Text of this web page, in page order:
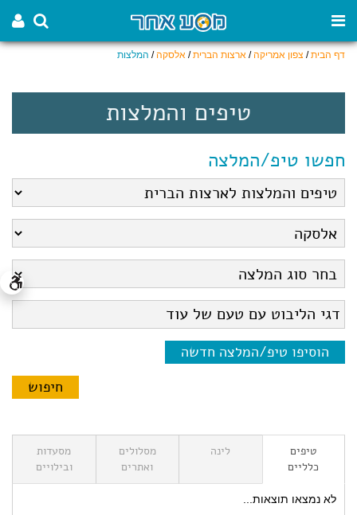
דף הבית/ צפון אמריקה/ ארצות הברית/ אלסקה/ המלצות
טיפים והמלצות
חפשו טיפ/המלצה
הוסיפו טיפ/המלצה חדשה
טיפים
כלליים
לינה
מסלולים
ואתרים
מסעדות
ובילויים
לא נמצאו תוצאות...